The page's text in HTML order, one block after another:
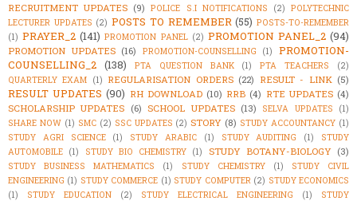
RECRUITMENT UPDATES (9) POLICE S.I NOTIFICATIONS (2) POLYTECHNIC
LECTURER UPDATES (2) POSTS TO REMEMBER (55) POSTS-TO-REMEMBER
(1) PRAYER_2 (141) PROMOTION PANEL (2) PROMOTION PANEL_2 (94)
PROMOTION UPDATES (16) PROMOTION-COUNSELLING (1)
PROMOTION-
COUNSELLING_2 (138) PTA QUESTION BANK (1) PTA TEACHERS
(2)
QUARTERLY EXAM (1) REGULARISATION ORDERS (22) RESULT - LINK (5)
RESULT UPDATES (90) RH DOWNLOAD (10) RRB (4) RTE UPDATES (4)
SCHOLARSHIP UPDATES (6) SCHOOL UPDATES (13) SELVA UPDATES
(1)
SHARE NOW (1) SMC (2) SSC UPDATES (2) STORY (8) STUDY ACCOUNTANCY (1)
STUDY AGRI SCIENCE
(1) STUDY ARABIC (1) STUDY AUDITING (1)
STUDY
AUTOMOBILE (1) STUDY BIO CHEMISTRY (1) STUDY BOTANY-BIOLOGY (3)
STUDY BUSINESS MATHEMATICS (1) STUDY CHEMISTRY (1)
STUDY CIVIL
ENGINEERING (1) STUDY COMMERCE (1) STUDY COMPUTER (2) STUDY ECONOMICS
(1)
STUDY EDUCATION (2) STUDY ELECTRICAL ENGINEERING (1)
STUDY